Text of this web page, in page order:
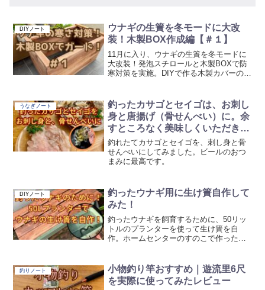
DIYノート
ウナギの生簀を冬モードに大改
装！木製BOX作成編【＃１】
11月に入り、ウナギの生簀を冬モードに
大改装！発泡スチロールと木製BOXで防
寒対策を実施。DIYで作る木製カバーの作
うなぎノート
釣ったカサゴとセイゴは、お刺し
身と唐揚げ（骨せんべい）に。余
すところなく美味しくいただきま
した。
釣れたてカサゴとセイゴを、刺し身と骨
せんべいにしてみました。ビールのおつ
まみに最高です。
DIYノート
釣ったウナギ用に生け簀自作して
みた！
釣ったウナギを飼育するために、50リッ
トルのプランターを使って生け簀を自
作。ホームセンターのすのこで作った脱
釣りノート
小物釣り竿おすすめ｜遊流里6尺
を実際に使ってみたレビュー